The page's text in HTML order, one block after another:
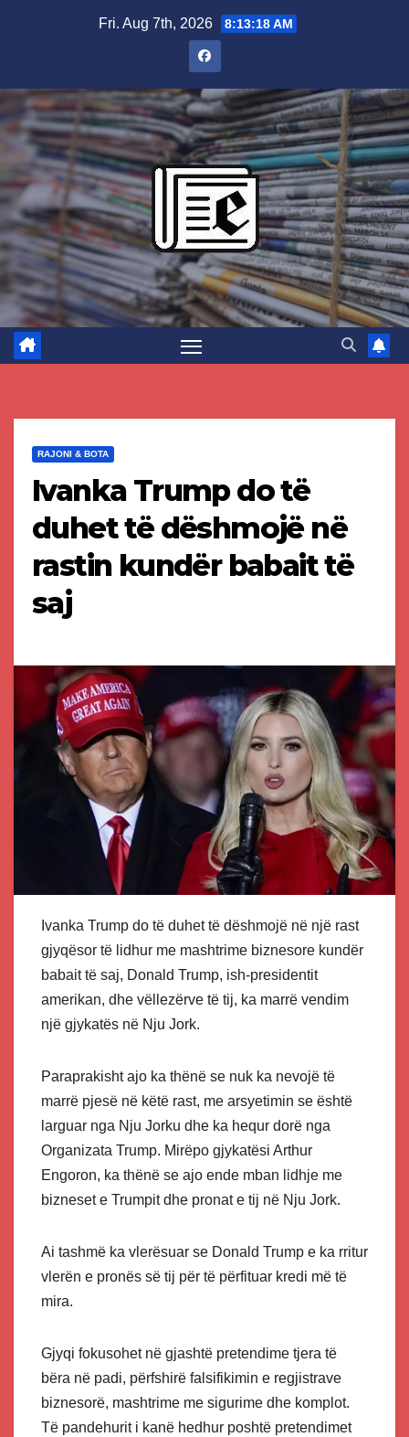
Fri. Aug 7th, 2026 8:13:19 AM
RAJONI & BOTA
Ivanka Trump do të
duhet të dëshmojë në
rastin kundër babait të
saj
Ivanka Trump do të duhet të dëshmojë në një rast
gjyqësor të lidhur me mashtrime biznesore kundër
babait të saj, Donald Trump, ish-presidentit
amerikan, dhe vëllezërve të tij, ka marrë vendim
një gjykatës në Nju Jork.
Paraprakisht ajo ka thënë se nuk ka nevojë të
marrë pjesë në këtë rast, me arsyetimin se është
larguar nga Nju Jorku dhe ka hequr dorë nga
Organizata Trump. Mirëpo gjykatësi Arthur
Engoron, ka thënë se ajo ende mban lidhje me
bizneset e Trumpit dhe pronat e tij në Nju Jork.
Ai tashmë ka vlerësuar se Donald Trump e ka rritur
vlerën e pronës së tij për të përfituar kredi më të
mira.
Gjyqi fokusohet në gjashtë pretendime tjera të
bëra në padi, përfshirë falsifikimin e regjistrave
biznesorë, mashtrime me sigurime dhe komplot.
Të pandehurit i kanë hedhur poshtë pretendimet